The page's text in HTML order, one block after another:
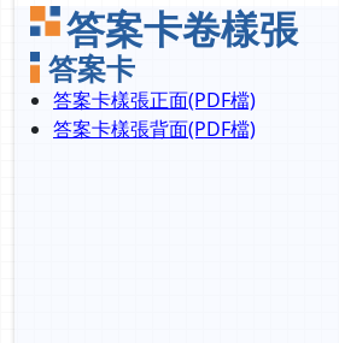
答案卡卷樣張
答案卡
答案卡樣張正面(PDF檔)
答案卡樣張背面(PDF檔)